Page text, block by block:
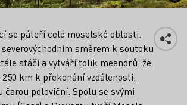
se páteří celé moselské oblasti.
směrem k soutoku
stáčí a vytváří tolik meandrů, že
km k překonání vzdálenosti,
čarou poloviční. Spolu se svými